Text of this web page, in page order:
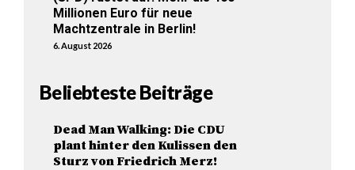
Millionen Euro für neue
Machtzentrale in Berlin!
6. August 2026
Beliebteste Beiträge
Dead Man Walking: Die CDU
plant hinter den Kulissen den
Sturz von Friedrich Merz!